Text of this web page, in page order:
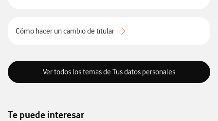
Cómo hacer un cambio de titular
Ver todos los temas de Tus datos personales
Te puede interesar